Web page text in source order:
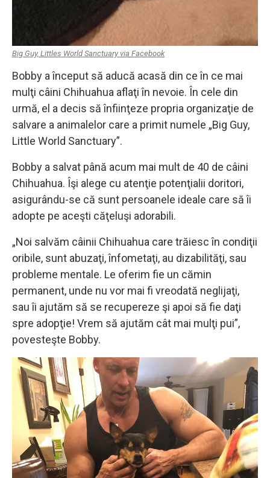
Big Guy, Littles World Sanctuary via Facebook
Bobby a început să aducă acasă din ce în ce mai
mulţi câini Chihuahua aflaţi în nevoie. În cele din
urmă, el a decis să înfiinţeze propria organizaţie de
salvare a animalelor care a primit numele „Big Guy,
Little World Sanctuary”.
Bobby a salvat până acum mai mult de 40 de câini
Chihuahua. Îşi alege cu atenţie potenţialii doritori,
asigurându-se că sunt persoanele ideale care să îi
adopte pe aceşti căţeluşi adorabili.
„Noi salvăm câinii Chihuahua care trăiesc în condiţii
oribile, sunt abuzaţi, înfometaţi, au dizabilităţi, sau
probleme mentale. Le oferim fie un cămin
permanent, unde nu vor mai fi vreodată neglijaţi,
sau îi ajutăm să se recupereze şi apoi să fie daţi
spre adopţie! Vrem să ajutăm cât mai mulţi pui”,
povesteşte Bobby.